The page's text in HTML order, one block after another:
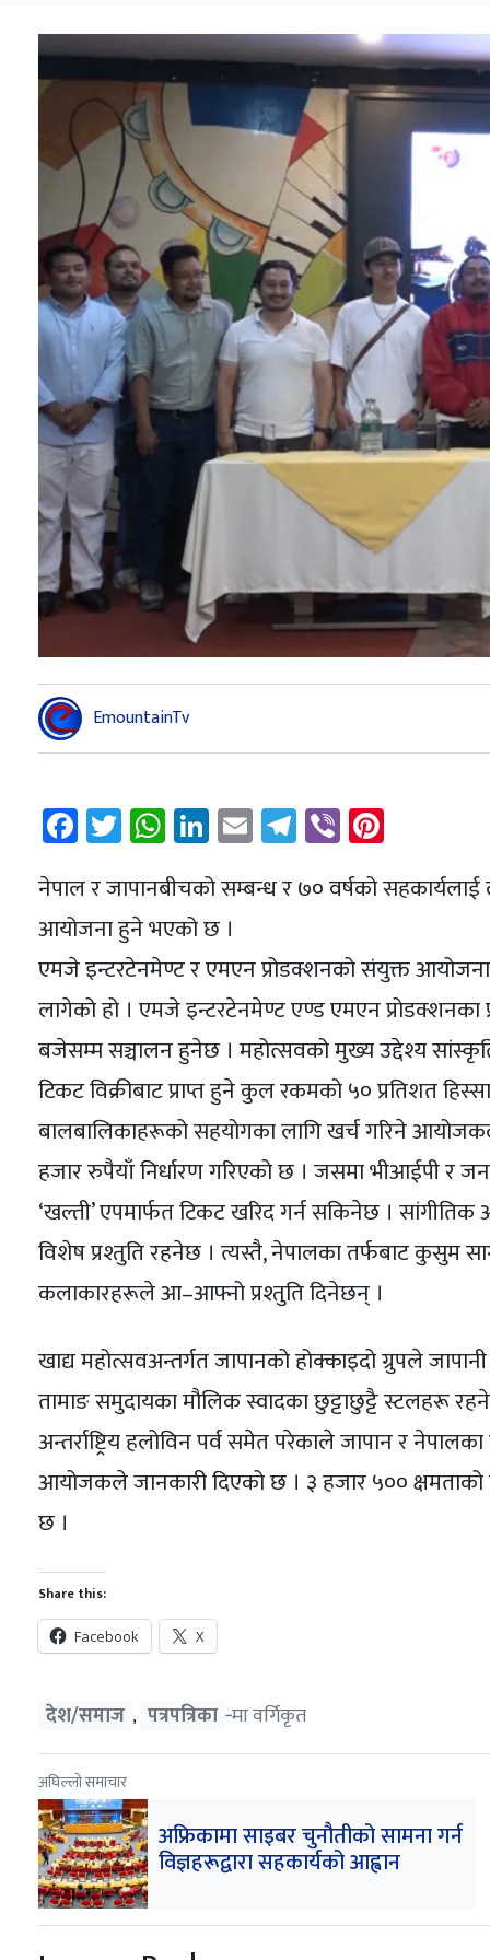
EmountainTv
Facebook
Twitter
WhatsApp
LinkedIn
EmailTelegram
ViberPinterest
नेपाल र जापानबीचको सम्बन्ध र ७० वर्षको
आयोजना हुने भएको छ ।
एमजे इन्टरटेनमेण्ट र एमएन प्रोडक्शनको संयुक्त
लागेको हो । एमजे इन्टरटेनमेण्ट एण्ड एमएन प्रोडक्शनका
बजेसम्म सञ्चालन हुनेछ । महोत्सवको मुख्य उद्देश्य
टिकट विक्रीबाट प्राप्त हुने कुल रकमको ५० प्रतिशत
बालबालिकाहरूको सहयोगका लागि खर्च गरिने
हजार रुपैयाँ निर्धारण गरिएको छ । जसमा भीआईपी र
‘खल्ती’ एपमार्फत टिकट खरिद गर्न सकिनेछ ।
विशेष प्रश्तुति रहनेछ । त्यस्तै, नेपालका तर्फबाट कुसुम
कलाकारहरूले आ–आफ्नो प्रश्तुति दिनेछन् ।
खाद्य महोत्सवअन्तर्गत जापानको होक्काइदो ग्रुपले
तामाङ समुदायका मौलिक स्वादका छुट्टाछुट्टै स्टलहरू
अन्तर्राष्ट्रिय हलोविन पर्व समेत परेकाले जापान र
आयोजकले जानकारी दिएको छ । ३ हजार ५००
छ ।
Share this:
Facebook X
देश/समाज , पत्रपत्रिका ‐मा वर्गिकृत
अघिल्लो समाचार
अफ्रिकामा साइबर चुनौतीको सामना गर्न
विज्ञहरूद्वारा सहकार्यको आह्वान